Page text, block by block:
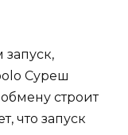
Суреш
строит
что запуск